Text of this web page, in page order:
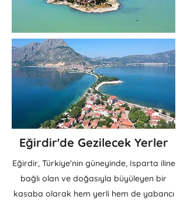
Eğirdir'de Gezilecek Yerler
Eğirdir, Türkiye'nin güneyinde, Isparta iline
bağlı olan ve doğasıyla büyüleyen bir
kasaba olarak hem yerli hem de yabancı